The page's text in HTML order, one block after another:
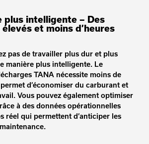
plus intelligente – Des
et moins d’heures
pas de travailler plus dur et plus
manière plus intelligente. Le
TANA nécessite moins de
d’économiser du carburant et
Vous pouvez également optimiser
à des données opérationnelles
réel qui permettent d’anticiper les